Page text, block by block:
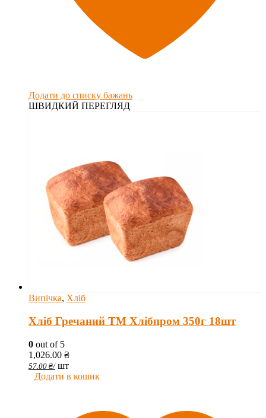
Додати до списку бажань
ШВИДКИЙ ПЕРЕГЛЯД
Випічка, Хліб
Хліб Гречаний ТМ Хлібпром 350г 18шт
0 out of 5
1,026.00 ₴
57.00 ₴/ шт
Додати в кошик